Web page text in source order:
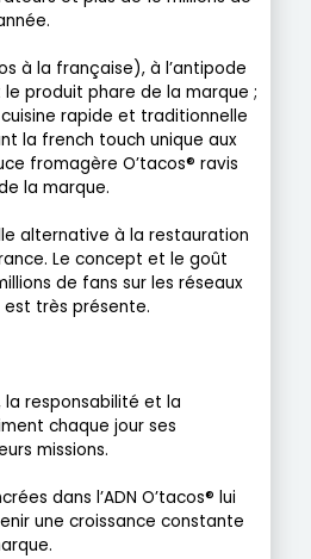
à la française), à l’antipode
produit phare de la marque ;
rapide et traditionnelle
la french touch unique aux
fromagère O’tacos® ravis
la marque.
alternative à la restauration
Le concept et le goût
de fans sur les réseaux
est très présente.
la responsabilité et la
chaque jour ses
missions.
dans l’ADN O’tacos® lui
une croissance constante